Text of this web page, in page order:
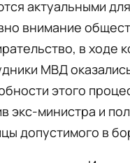
актуальными
внимание
в ходе
МВД
этого
экс-министра и
допустимого в